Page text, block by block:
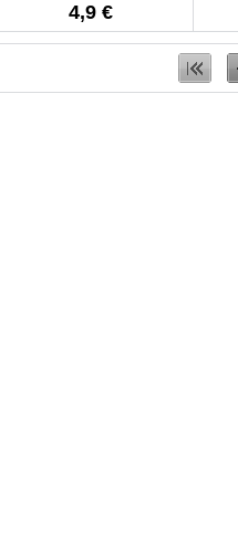
4,9 €